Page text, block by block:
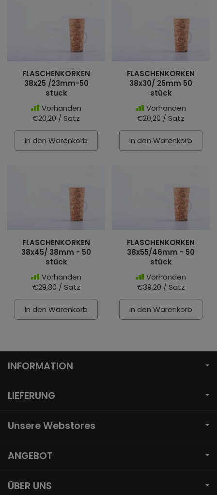
FLASCHENKORKEN
38x25 /23mm-50
stuck
Vorhanden
€20,20 / Satz
In den Warenkorb
FLASCHENKORKEN
38x30/ 25mm 50
stück
Vorhanden
€20,20 / Satz
In den Warenkorb
FLASCHENKORKEN
38x45/ 38mm - 50
stück
Vorhanden
€29,30 / Satz
In den Warenkorb
FLASCHENKORKEN
38x55/46mm - 50
stück
Vorhanden
€39,20 / Satz
In den Warenkorb
INFORMATION
LIEFERUNG
Unsere Webstores
ANGEBOT
ÜBER UNS